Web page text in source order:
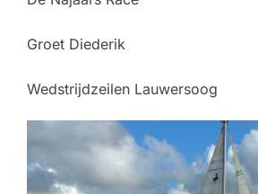
Groet Diederik
Wedstrijdzeilen Lauwersoog